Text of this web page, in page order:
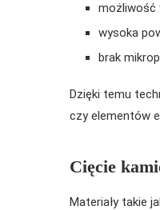
możliwość
wysoka
brak
Dzięki temu
czy elementów
Cięcie
Materiały takie